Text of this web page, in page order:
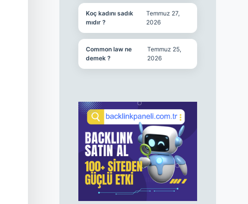
Koç kadını sadık
mıdır ?
Temmuz 27,
2026
Common law ne
demek ?
Temmuz 25,
2026